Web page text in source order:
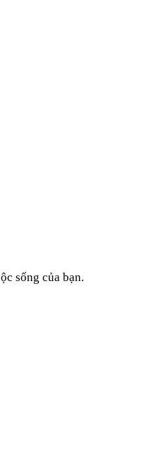
sống của bạn.